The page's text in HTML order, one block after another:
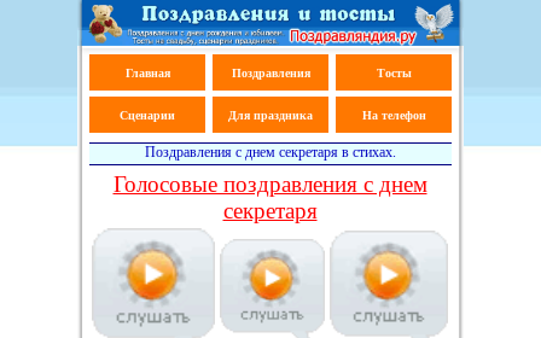
Главная Поздравления Тосты
Сценарии Для праздника На телефон
Поздравления с днем секретаря в стихах.
Голосовые поздравления с днем
секретаря